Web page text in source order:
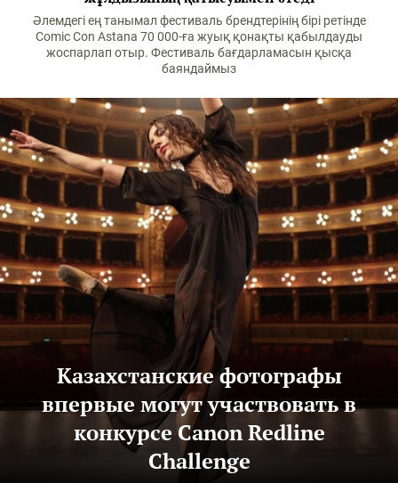
Әлемдегі ең танымал фестиваль брендтерінің бірі ретінде
Comic Con Astana 70 000-ға жуық қонақты қабылдауды
жоспарлап отыр. Фестиваль бағдарламасын қысқа
баяндаймыз
Казахстанские фотографы
впервые могут участвовать в
конкурсе Canon Redline
Challenge